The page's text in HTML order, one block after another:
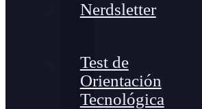
Nerdsletter
Test de
Orientación
Tecnológica